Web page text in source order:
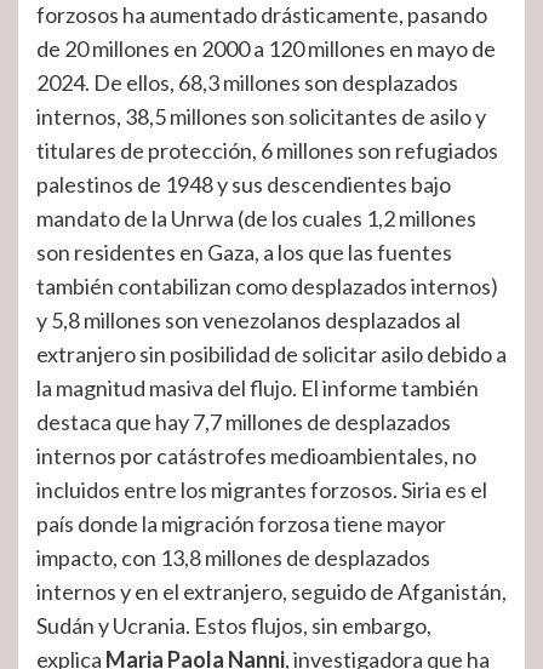
forzosos ha aumentado drásticamente, pasando
de 20 millones en 2000 a 120 millones en mayo de
2024. De ellos, 68,3 millones son desplazados
internos, 38,5 millones son solicitantes de asilo y
titulares de protección, 6 millones son refugiados
palestinos de 1948 y sus descendientes bajo
mandato de la Unrwa (de los cuales 1,2 millones
son residentes en Gaza, a los que las fuentes
también contabilizan como desplazados internos)
y 5,8 millones son venezolanos desplazados al
extranjero sin posibilidad de solicitar asilo debido a
la magnitud masiva del flujo. El informe también
destaca que hay 7,7 millones de desplazados
internos por catástrofes medioambientales, no
incluidos entre los migrantes forzosos. Siria es el
país donde la migración forzosa tiene mayor
impacto, con 13,8 millones de desplazados
internos y en el extranjero, seguido de Afganistán,
Sudán y Ucrania. Estos flujos, sin embargo,
explica Maria Paola Nanni, investigadora que ha